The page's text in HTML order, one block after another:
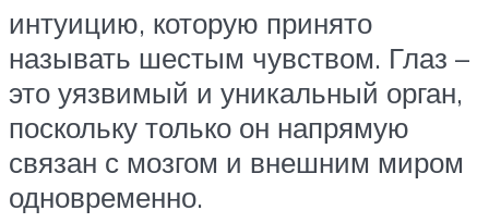
интуицию, которую принято
называть шестым чувством. Глаз –
это уязвимый и уникальный орган,
поскольку только он напрямую
связан с мозгом и внешним миром
одновременно.